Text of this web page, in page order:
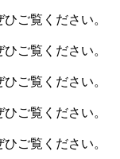
ご覧ください。
ご覧ください。
ご覧ください。
ご覧ください。
ご覧ください。